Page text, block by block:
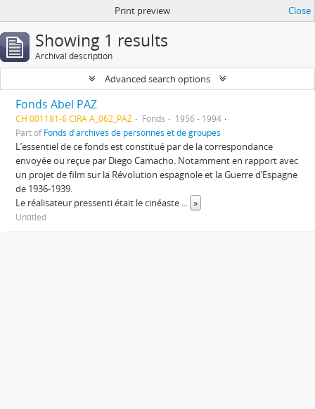
Print preview Close
Showing 1 results
Archival description
Advanced search options
Fonds Abel PAZ
CH 001181-6 CIRA A_062_PAZ Fonds
1956 - 1994
Part ofFonds d'archives de personnes et de groupes
L’essentiel de ce fonds est constitué par de la correspondance
envoyée ou reçue par Diego Camacho. Notamment en rapport avec
un projet de film sur la Révolution espagnole et la Guerre d’Espagne
de 1936-1939.
Le réalisateur pressenti était le cinéaste ... »
Untitled